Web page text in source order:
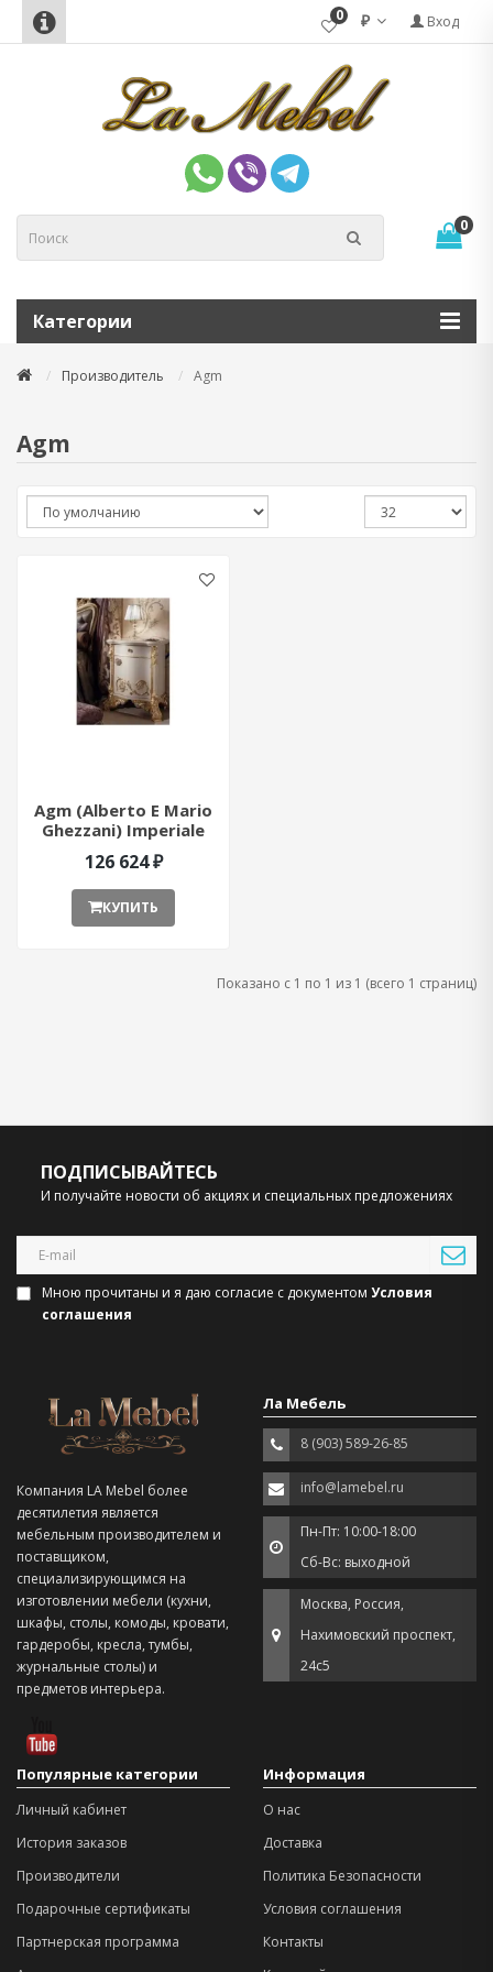
Вход
₽
0
0
Категории
Производитель Agm
Agm
Agm (Alberto E Mario
Ghezzani) Imperiale
Прикроватная Тумба
126 624 ₽
КУПИТЬ
Показано с 1 по 1 из 1 (всего 1 страниц)
ПОДПИСЫВАЙТЕСЬ
И получайте новости об акциях и специальных предложениях
Мною прочитаны и я даю согласие с документом Условия
соглашения
Компания LA Mebel более
десятилетия является
мебельным производителем и
поставщиком,
специализирующимся на
изготовлении мебели (кухни,
шкафы, столы, комоды, кровати,
гардеробы, кресла, тумбы,
журнальные столы) и
предметов интерьера.
Ла Мебель
8 (903) 589-26-85
info@lamebel.ru
Пн-Пт: 10:00-18:00
Сб-Вс: выходной
Москва, Россия,
Нахимовский проспект,
24с5
Популярные категории
Личный кабинет
История заказов
Производители
Подарочные сертификаты
Партнерская программа
Информация
О нас
Доставка
Политика Безопасности
Условия соглашения
Контакты